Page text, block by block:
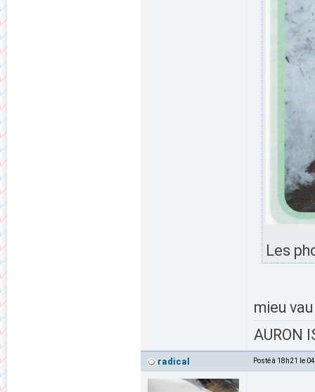
Les
mieu
AURON
radical Posté à 18h21 le